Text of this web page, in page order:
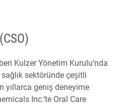
Kulzer Yönetim Kurulu’nda
sektöründe çeşitli
yıllarca geniş deneyime
Inc.‘te Oral Care